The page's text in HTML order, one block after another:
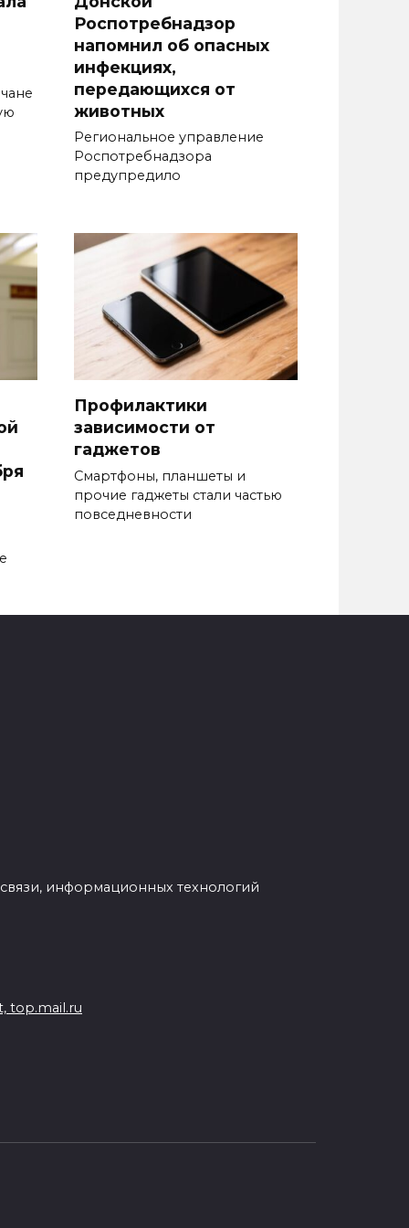
Роспотребнадзор
напомнил об опасных
инфекциях,
передающихся от
животных
Региональное управление
Роспотребнадзора
предупредило
Профилактики
зависимости от
гаджетов
Смартфоны, планшеты и
прочие гаджеты стали частью
повседнев­ности
информационных технологий
top.mail.ru